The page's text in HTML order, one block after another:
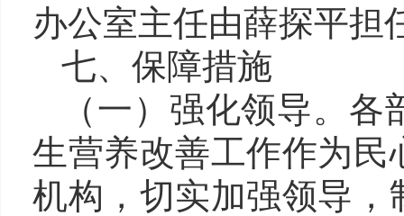
办公室主任由薛探平担
七、保障措施
（一 ） 强化领导。 各
生营养改善工作作为
机构，切实加强领导